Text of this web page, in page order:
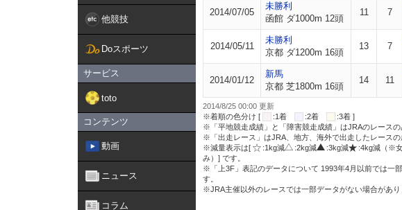
他競技
Doスポーツ
サービス
toto
コンテンツ
動画
ニュース
コラム
2014/07/05
未勝利
函館 ダ1000m 12頭
11 7
2014/05/11
未勝利
京都 ダ1200m 16頭
13 7
2014/01/12
新馬
京都 芝1800m 16頭
14 11
2014/8/25 00:00 更新
※着順の色分け [
:1着 :2着
:3着 ]
※「平地競走成績」と「障害競走成績」はJRAのレースの
※「出走レース」はJRA、地方、海外で出走したレースの
※減量表示は[
:1kg減 :2kg減 :3kg減 :4kg減（※女
み）] です。
※「上3F」表記のデータについて 1993年4月以前では一
す。
※JRA主催以外のレースでは一部データがない場合があり